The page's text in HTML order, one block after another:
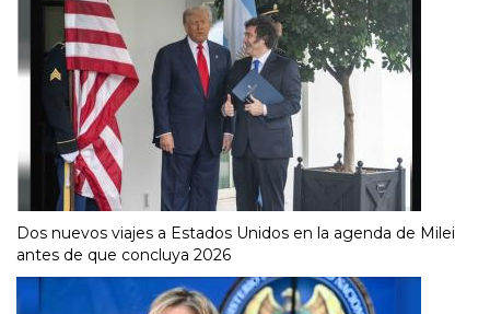
Dos nuevos viajes a Estados Unidos en la agenda de Milei
antes de que concluya 2026